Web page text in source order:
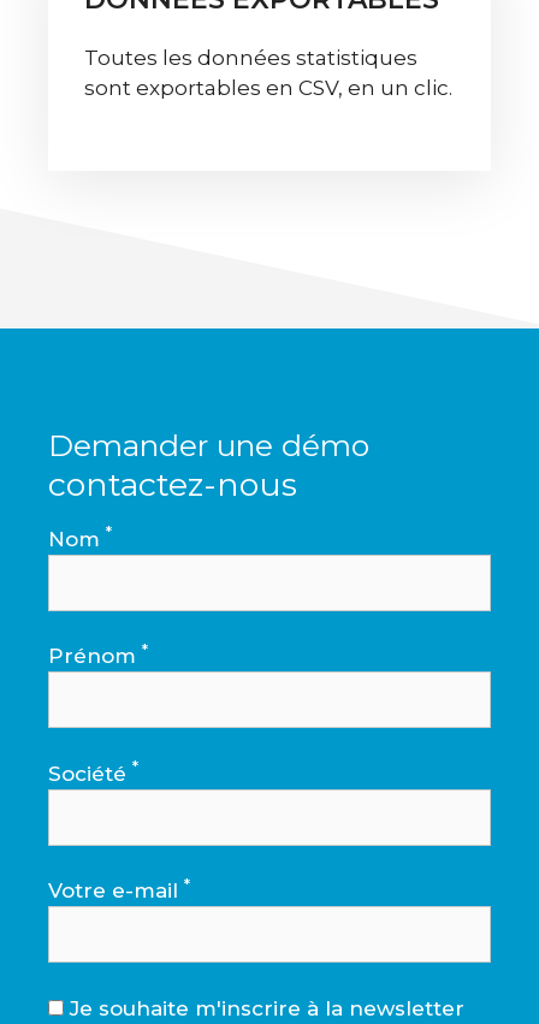
Toutes les données statistiques
sont exportables en CSV, en un clic.
Demander une démo
contactez-nous
Nom *
Prénom *
Société *
Votre e-mail *
Je souhaite m'inscrire à la newsletter